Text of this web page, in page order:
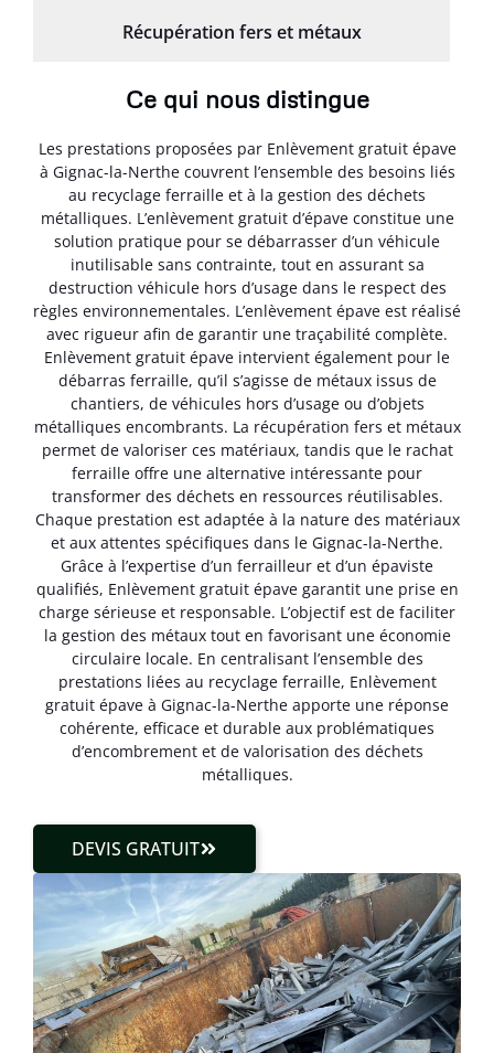
Récupération fers et métaux
Ce qui nous distingue
Les prestations proposées par Enlèvement gratuit épave
à Gignac-la-Nerthe couvrent l’ensemble des besoins liés
au recyclage ferraille et à la gestion des déchets
métalliques. L’enlèvement gratuit d’épave constitue une
solution pratique pour se débarrasser d’un véhicule
inutilisable sans contrainte, tout en assurant sa
destruction véhicule hors d’usage dans le respect des
règles environnementales. L’enlèvement épave est réalisé
avec rigueur afin de garantir une traçabilité complète.
Enlèvement gratuit épave intervient également pour le
débarras ferraille, qu’il s’agisse de métaux issus de
chantiers, de véhicules hors d’usage ou d’objets
métalliques encombrants. La récupération fers et métaux
permet de valoriser ces matériaux, tandis que le rachat
ferraille offre une alternative intéressante pour
transformer des déchets en ressources réutilisables.
Chaque prestation est adaptée à la nature des matériaux
et aux attentes spécifiques dans le Gignac-la-Nerthe.
Grâce à l’expertise d’un ferrailleur et d’un épaviste
qualifiés, Enlèvement gratuit épave garantit une prise en
charge sérieuse et responsable. L’objectif est de faciliter
la gestion des métaux tout en favorisant une économie
circulaire locale. En centralisant l’ensemble des
prestations liées au recyclage ferraille, Enlèvement
gratuit épave à Gignac-la-Nerthe apporte une réponse
cohérente, efficace et durable aux problématiques
d’encombrement et de valorisation des déchets
métalliques.
DEVIS GRATUIT